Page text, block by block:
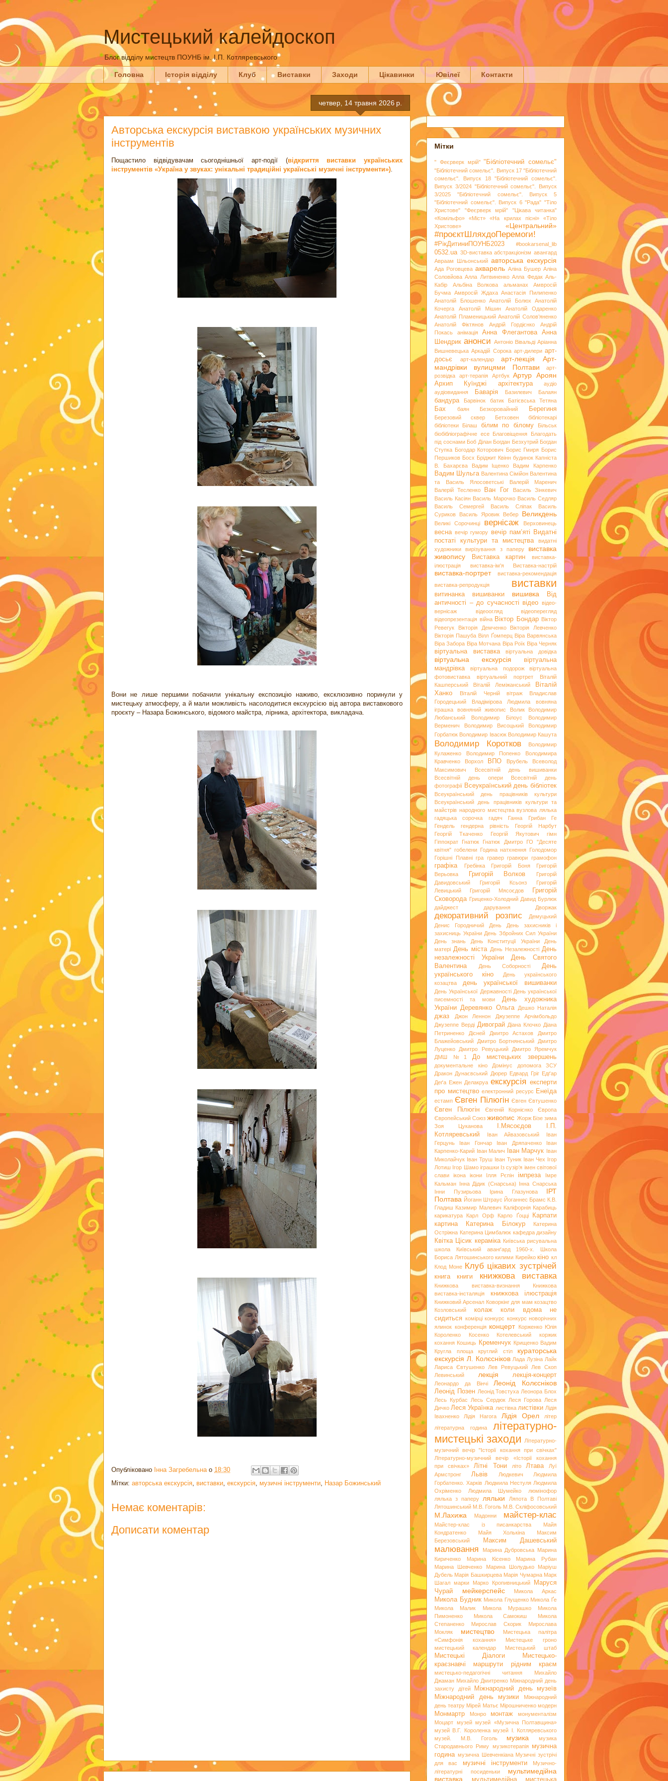
Мистецький калейдоскоп
Блог відділу мистецтв ПОУНБ ім. І.П. Котляревського
Головна Історія відділу Клуб Виставки Заходи Цікавинки Ювілеї Контакти
четвер, 14 травня 2026 р.
Авторська екскурсія виставкою українських музичних
інструментів
Пощастило відвідувачам сьогоднішньої арт-події (відкриття виставки українських
інструментів «Україна у звуках: унікальні традиційні українські музичні інструменти»)
Вони не лише першими побачили унікальну експозицію наживо, ексклюзивно поринули у
мистецьку атмосферу, а й мали можливість насолодитися екскурсією від автора виставкового
проєкту – Назара Божинського, відомого майстра, лірника, архітектора, викладача.
Опубліковано Інна Загребельна о 18:30
Мітки: авторська екскурсія виставки екскурсія музичні інструменти Назар Божинський
Немає коментарів:
Дописати коментар
Мітки
" Феєрверк мрій" "Бібліотечний сомельє"
"Бібліотечний сомельє". Випуск 17 "Бібліотечний
сомельє". Випуск 18
"Бібліотечний сомельє".
Випуск 3/2024 "Бібліотечний сомельє". Випуск
3/2025
"Бібліотечний сомельє". Випуск 5
"Бібліотечний сомельє". Випуск 6 "Рада" "Тіло
Христове"
"Феєрверк мрій"
"Цікава читанка"
«Комільфо»
«Міст» «На крилах пісні»
«Тіло
Христове»
«Центральний»
#проєктШляхдоПеремоги!
#РікДитиниПОУНБ2023 #bookarsenal_lib
0532.ua 3D-виставка абстракціонізм авангард
Авраам Шльонський авторська екскурсія
Ада Роговцева акварель Аліна Бушер Аліна
Соловйова Алла Литвиненко Алла Федак Аль-
Кабір
Альбіна Волкова альманах
Амвросій
Бучма Амвросій Ждаха Анастасія Пилипенко
Анатолій Блошенко
Анатолій Болюх
Анатолій
Кочерга
Анатолій Мішин
Анатолій Одаренко
Анатолій Пламеницький Анатолій Солов’яненко
Анатолій Фіктянов
Андрій Гордієнко
Андрій
Покась
анімація Анна Флегантова
Анна
Шендрик анонси Антоніо Вівальді Аріанна
Вишневецька Аркадій Сорока арт-дилери арт-
досьє
арт-календар арт-лекція
Арт-
мандрівки вулицями Полтави
арт-
розвідка
арт-терапія Артбук Артур Ароян
Архип Куїнджі архітектура
аудіо
аудіовидання
Баварія Базилевич Балаян
бандура Барвінок батик Батієвська Тетяна
Бах баян Безкоровайний Берегиня
Березовий сквер Бетховен
бібліотекарі
бібліотеки
Білаш білим по білому
Більськ
біобібліографічне есе
Благовіщення
Благодать
під соснами Боб Ділан Богдан Безхутрий Богдан
Ступка Богодар Которович Борис Гмиря Борис
Першиков Босх Бріджит Квінн будинок Капніста
В. Бахарєва
Вадим Іщенко Вадим Карпенко
Вадим Шульга Валентина Сімійон Валентина
та Василь Ялосоветські
Валерій Маренич
Валерій Тесленко
Ван Гог
Василь Зінкевич
Василь Касіян Василь Марочко Василь Седляр
Василь Семергей
Василь Сліпак
Василь
Суриков
Василь Яровик Вебер Великдень
Великі Сорочинці вернісаж Верховинець
весна вечір гумору вечір пам’яті
Видатні
постаті культури та мистецтва
видатні
художники
вирізування з паперу
виставка
живопису
Виставка картин
виставка-
ілюстрація
виставка-ім'я Виставка-настрій
виставка-портрет
виставка-рекомендація
виставка-репродукція
виставки
витинанка вишиванки вишивка
Від
античності – до сучасності відео відео-
вернісаж
відеоогляд
відеоперегляд
відеопрезентація війна Віктор Бондар Віктор
Ревегук
Вікторія Демченко
Вікторія Левченко
Вікторія Пашуба Вілл Ґомперц Віра Варвянська
Віра Забора Віра Мотчана Віра Роїк Віра Черняк
віртуальна виставка віртуальна довідка
віртуальна екскурсія
віртуальна
мандрівка
віртуальна подорож
віртуальна
фотовиставка
віртуальний портрет
Віталій
Кашперський
Віталій Леміжанський
Віталій
Ханко
Віталій Черній вітраж
Владислав
Городецький
Владімірова Людмила
вовняна
іграшка
вовняний живопис Волик
Володимир
Любанський
Володимир Білоус
Володимир
Верменич
Володимир Висоцький
Володимир
Горбатюк Володимир Івасюк Володимир Кашута
Володимир Коротков
Володимир
Кулаженко
Володимир Попенко
Володимира
Кравченко
Ворхол ВПО Врубель
Всеволод
Максимович
Всесвітній день вишиванки
Всесвітній день опери
Всесвітній день
фотографії Всеукраїнський день бібліотек
Всеукраїнський день працівників культури
Всеукраїнський день працівників культури та
майстрів народного мистецтва вузлова лялька
гадяцька сорочка
гадяч Ганна Грибан
Ге
Гендель
гендерна рівність
Георгій Нарбут
Георгій Ткаченко
Георгій Якутович
гімн
Гіппократ
Гнатюк Гнатюк Дмитро
ГО "Десяте
квітня" гобелени Година натхнення Голодомор
Горішні Плавні гра гравер гравюри грамофон
графіка Гребінка Григорій Боня
Григорій
Верьовка
Григорій Волков
Григорій
Давидовський
Григорій Ксьонз
Григорій
Левицький
Григорій Мясоєдов
Григорій
Сковорода Гриценко-Холодний Давид Бурлюк
дайджест
дарування Дворжак
декоративний розпис
Демуцький
Денис Городничий
День
День захисників і
захисниць України День Збройних Сил України
День знань
День Конституції України
День
матері День міста День Незалежності День
незалежності України
День Святого
Валентина
День Соборності
День
українського кіно
День українського
козацтва
день української вишиванки
День Української Державності День української
писемності та мови
День художника
України Деревянко Ольга Дешко Наталія
джаз Джон Леннон
Джузеппе Арчімбольдо
Джузеппе Верді Дивограй Діана Клочко Діана
Петриненко
Дісней Дмитро Астахов
Дмитро
Блажейовський
Дмитро Бортнянський
Дмитро
Луценко
Дмитро Ревуцький
Дмитро Яремчук
ДМШ №1
До мистецьких звершень
документальне кіно Домінус
допомога ЗСУ
Дракон Дунаєвський Дюрер Едвард Гріг Едґар
Деґа Ежен Делакруа екскурсія експерти
про мистецтво електронний ресурс Енеїда
естамп Євген Пілюгін Євген Євтушенко
Євген Пілюгін Євгеній Корнієнко
Європа
Європейський Союз живопис Жорж Бізе зима
Зоя Цуканова
І.Мясоєдов
І.П.
Котляревський
Іван Айвазовський
Іван
Герцунь
Іван Гончар Іван Дряпаченко
Іван
Карпенко-Карий Іван Малич Іван Марчук Іван
Миколайчук Іван Труш Іван Туник Іван Чех Ігор
Лотиш Ігор Шамо іграшки Із сузір’я імен світової
слави
ікона ікони Ілля Рєпін імпреза
Імре
Кальман Інна Дідик (Снарська) Інна Снарська
Інни Пузирьова
Ірина Глазунова
ІРТ
Полтава Йоганн Штраус Йоганнес Брамс К.В.
Гладиш Казимир Малевич Каліфорнія Карабиць
карикатура
Карл Орф Карло Ґоцці
Карпати
картина
Катерина Білокур
Катерина
Остріжна Катерина Цимбалюк кафедра дизайну
Квітка Цісик кераміка Київська рисувальна
школа
Київський аванґард 1960-х. Школа
Бориса Лятошинського килими Кирейко кіно кл
Клод Моне
Клуб цікавих зустрічей
книга книги книжкова виставка
Книжкова виставка-визнання
Книжкова
виставка-інсталяція
книжкова ілюстрація
Книжковий Арсенал Коворкінг для мам козацтво
Козловський
колаж
коли вдома не
сидиться комірці конкурс конкурс новорічних
ялинок конференція концерт
Корженко Юлія
Короленко
Косенко
Котелевський коржик
кохання Кошиць Кременчук Крищенко Вадим
Кругла площа
круглий стіл
кураторська
екскурсія Л. Колєсніков Лада Лузіна Лайк
Лариса Євтушенко
Лев Ревуцький
Лев Скоп
Левинський
лекція лекція-концерт
Леонардо да Вінчі Леонід Колєсніков
Леонід Позен Леонід Товстуха Леонора Блох
Лесь Курбас
Лесь Сердюк Леся Горова Леся
Дичко Леся Українка листівка листівки Лідія
Івахненко
Лідія Нагога Лідія Орел
літер
літературна година
літературно-
мистецькі заходи
Літературно-
музичний вечір "Історії кохання при свічках"
Літературно-музичний вечір «Історії кохання
при свічках»
Літні Тони літо Лтава
Луї
Армстронг
Львів Людкевич
Людмила
Горбатенко. Харків Людмила Нестуля Людмила
Охріменко
Людмила Шумейко
люмінофор
лялька з паперу
ляльки
Ляпота В Полтаві
Лятошинський М.В. Гоголь М.В. Скліфосовський
М.Лахижа Мадонни майстер-клас
Майстер-клас із писанкарства
Майя
Кондратенко
Майя Холькіна
Максим
Березовський
Максим Дашевський
малювання Марина Дубровська Марина
Кириченко
Марина Кісенко
Марина Рубан
Марина Шевченко
Марина Шолудько
Маріуш
Дубель Марія Башкирцева Марія Чумарна Марк
Шагал марки Марко Кропивницький
Маруся
Чурай
мейкерспейс Микола Аркас
Микола Будник Микола Глущенко Микола Ґе
Микола Малик
Микола Мурашко
Микола
Пимоненко
Микола Самокиш
Микола
Степаненко
Мирослав Скорик
Мирослава
Мокляк
мистецтво
Мистецька палітра
«Симфонія кохання»
Мистецьке гроно
мистецький календар
Мистецький штаб
Мистецькі Діалоги
Мистецько-
краєзнавчі маршрути рідним краєм
мистецько-педагогічні читання
Михайло
Джаман Михайло Дмитренко Міжнародний день
захисту дітей
Міжнародний день музеїв
Міжнародний день музики
Міжнародний
день театру Мірей Матьє Мірошниченко модерн
Монмартр Монро монтаж
монументалізм
Моцарт музей музей «Музична Полтавщина»
музей В.Г. Короленка музей І. Котляревського
музей. М.В. Гоголь
музика
музика
Стародавнього Риму музикотерапія
музична
година музична Шевченкіана Музичні зустрічі
для вас
музичні інструменти
Музично-
літературні посиденьки
мультимедійна
виставка
мультимедійна мистецька